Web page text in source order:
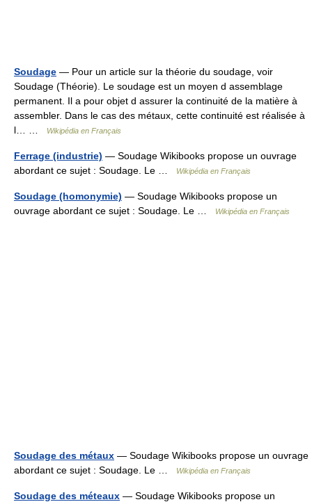
Soudage — Pour un article sur la théorie du soudage, voir
Soudage (Théorie). Le soudage est un moyen d assemblage
permanent. Il a pour objet d assurer la continuité de la matière à
assembler. Dans le cas des métaux, cette continuité est réalisée à
l… …
Wikipédia en Français
Ferrage (industrie) — Soudage Wikibooks propose un ouvrage
abordant ce sujet : Soudage. Le …
Wikipédia en Français
Soudage (homonymie) — Soudage Wikibooks propose un
ouvrage abordant ce sujet : Soudage. Le …
Wikipédia en Français
Soudage des métaux — Soudage Wikibooks propose un ouvrage
abordant ce sujet : Soudage. Le …
Wikipédia en Français
Soudage des méteaux — Soudage Wikibooks propose un